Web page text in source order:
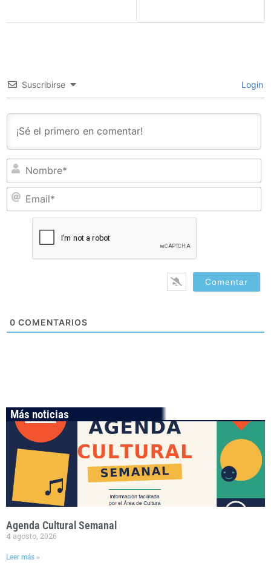
Suscribirse Login
0 COMENTARIOS
Más noticias
Agenda Cultural Semanal
4 agosto, 2026
Leer más »